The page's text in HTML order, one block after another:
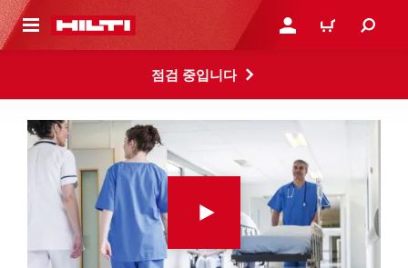
으로 건너뛰기 로그인 또는 회원가입
장바구니
점검 중입니다